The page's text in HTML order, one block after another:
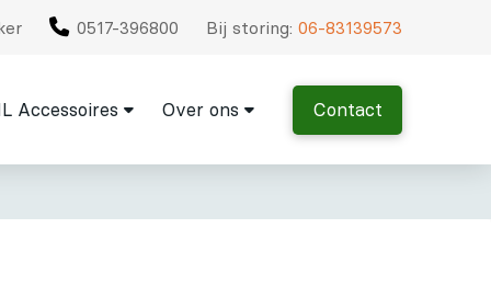
0517-396800 Bij storing:06-83139573
Accessoires Over ons Contact